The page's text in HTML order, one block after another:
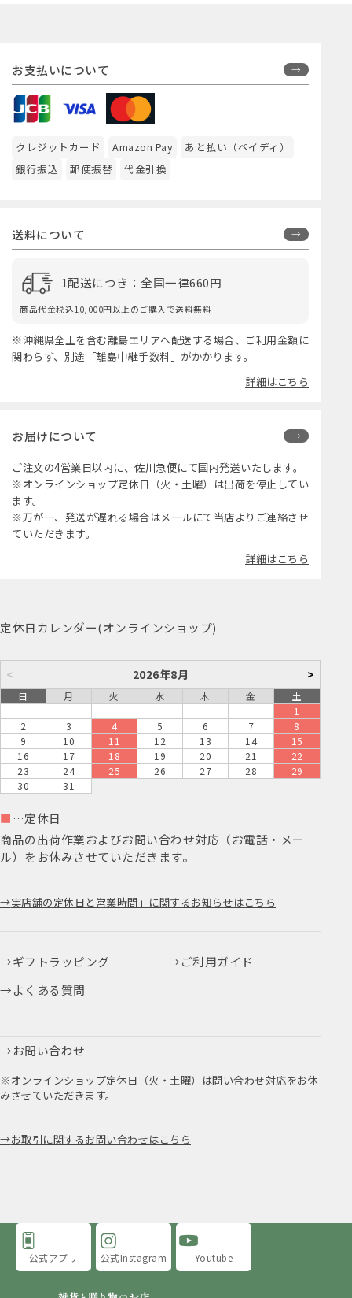
お支払いについて
クレジットカード Amazon Pay
あと払い（ペイディ）
銀行振込
郵便振替 代金引換
送料について
1配送につき：全国一律660円
商品代金税込10,000円以上のご購入で送料無料
※沖縄県全土を含む離島エリアへ配送する場合、ご利用金額に
関わらず、別途「離島中継手数料」がかかります。
詳細はこちら
お届けについて
ご注文の4営業日以内に、佐川急便にて国内発送いたします。
※オンラインショップ定休日（火・土曜）は出荷を停止してい
ます。
※万が一、発送が遅れる場合はメールにて当店よりご連絡させ
ていただきます。
詳細はこちら
定休日カレンダー(オンラインショップ)
< 2026年8月 >
日 月 火 水 木 金
土
1
2
3 4 5 6 7
8
9
10 11 12 13 14
15
16
17 18 19 20 21
22
23
24 25 26 27 28
29
30
31
■ …定休日
商品の出荷作業およびお問い合わせ対応（お電話・メー
ル）をお休みさせていただきます。
実店舗の定休日と営業時間」に関するお知らせはこちら
ギフトラッピング
ご利用ガイド
よくある質問
お問い合わせ
※オンラインショップ定休日（火・土曜）は問い合わせ対応をお休
みさせていただきます。
お取引に関するお問い合わせはこちら
公式アプリ 公式Instagram Youtube